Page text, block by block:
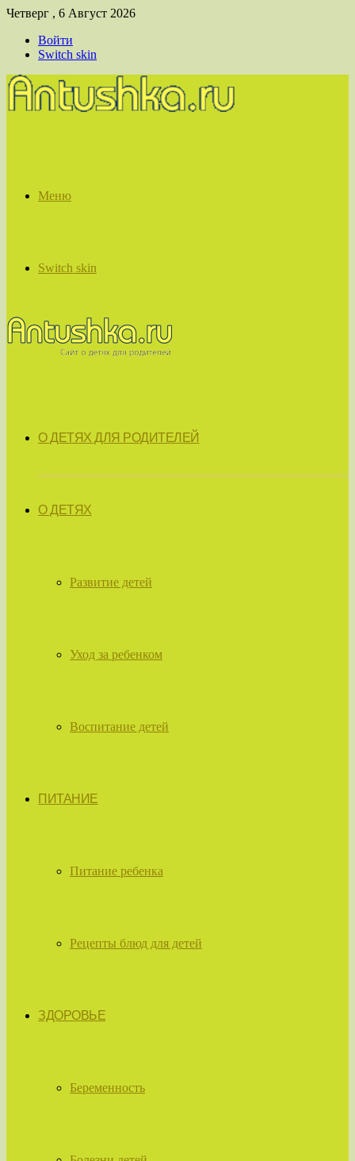
Четверг , 6 Август 2026
Войти
Switch skin
Меню
Switch skin
О ДЕТЯХ ДЛЯ РОДИТЕЛЕЙ
О ДЕТЯХ
Развитие детей
Уход за ребенком
Воспитание детей
ПИТАНИЕ
Питание ребенка
Рецепты блюд для детей
ЗДОРОВЬЕ
Беременность